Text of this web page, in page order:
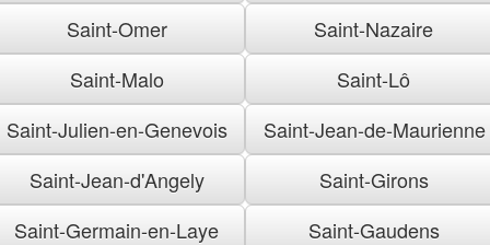
Saint-Omer
Saint-Nazaire
Saint-Malo
Saint-Lô
Saint-Julien-en-Genevois
Saint-Jean-de-Maurienne
Saint-Jean-d'Angely
Saint-Girons
Saint-Germain-en-Laye
Saint-Gaudens